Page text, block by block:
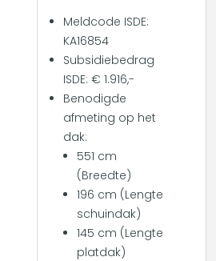
Meldcode ISDE:
KA16854
Subsidiebedrag
ISDE: € 1.916,-
Benodigde
afmeting op het
dak:
551 cm
(Breedte)
196 cm (Lengte
schuindak)
145 cm (Lengte
platdak)